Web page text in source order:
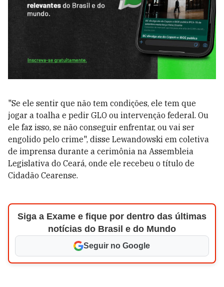
"Se ele sentir que não tem condições, ele tem que
jogar a toalha e pedir GLO ou intervenção federal. Ou
ele faz isso, se não conseguir enfrentar, ou vai ser
engolido pelo crime", disse Lewandowski em coletiva
de imprensa durante a cerimônia na Assembleia
Legislativa do Ceará, onde ele recebeu o título de
Cidadão Cearense.
Siga a Exame e fique por dentro das últimas
notícias do Brasil e do Mundo
Seguir no Google